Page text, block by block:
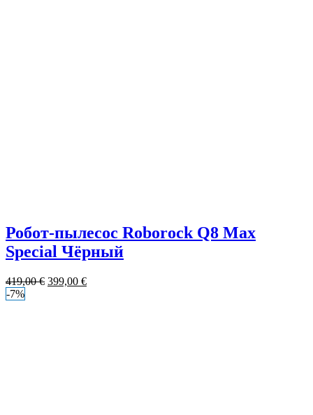
Робот-пылесос Roborock Q8 Max
Special Чёрный
419,00€ 399,00 €
-7%